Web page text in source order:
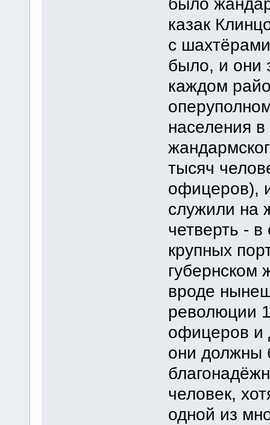
было
казак
с
было, и они
каждом
населения в
тысяч
офицеров),
служили на
четверть -
крупных
губернском
вроде
революции
офицеров и
они должны
человек,
одной из